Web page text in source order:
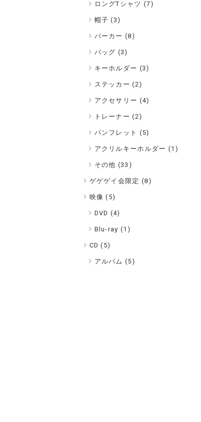
ロングTシャツ (7)
帽子 (3)
パーカー (8)
バッグ (3)
キーホルダー (3)
ステッカー (2)
アクセサリー (4)
トレーナー (2)
パンフレット (5)
アクリルキーホルダー (1)
その他 (33)
ゲゲゲイ会限定 (8)
映像 ( 5)
DVD (4)
Blu-ray (1)
CD ( 5)
アルバム (5)